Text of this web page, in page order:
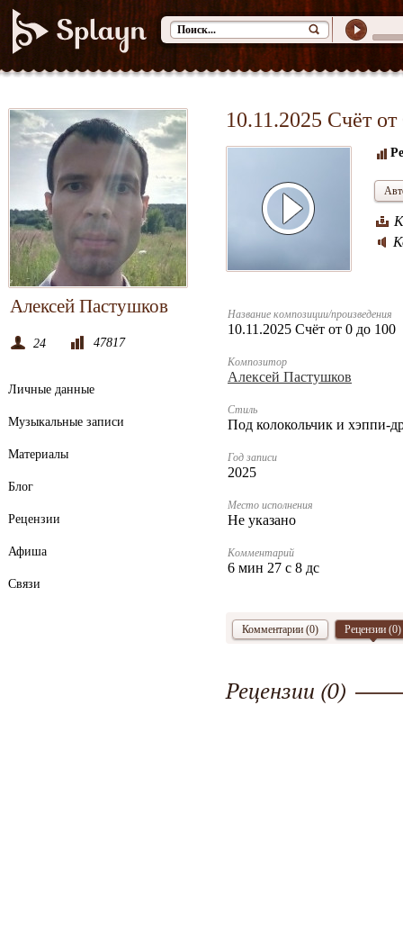
Алексей Пастушков
24 47817
Личные данные
Музыкальные записи
Материалы
Блог
Рецензии
Афиша
Связи
10.11.2025 Счёт
Название композиции/произведения
10.11.2025 Счёт от 0 до 100
Композитор
Алексей Пастушков
Стиль
Под колокольчик и хэппи-
Год записи
2025
Место исполнения
Не указано
Комментарий
6 мин 27 с 8 дс
Комментарии (0) Рецензии (0)
Рецензии (0)